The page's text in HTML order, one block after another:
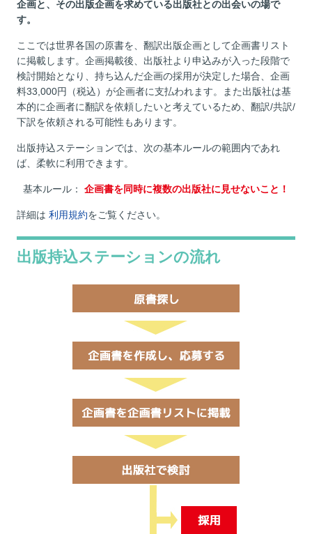
企画と、その出版企画を求めている出版社との出会いの場で
す。
ここでは世界各国の原書を、翻訳出版企画として企画書リスト
に掲載します。企画掲載後、出版社より申込みが入った段階で
検討開始となり、持ち込んだ企画の採用が決定した場合、企画
料33,000円（税込）が企画者に支払われます。また出版社は基
本的に企画者に翻訳を依頼したいと考えているため、翻訳/共訳/
下訳を依頼される可能性もあります。
出版持込ステーションでは、次の基本ルールの範囲内であれ
ば、柔軟に利用できます。
基本ルール： 企画書を同時に複数の出版社に見せないこと！
詳細は 利用規約をご覧ください。
出版持込ステーションの流れ